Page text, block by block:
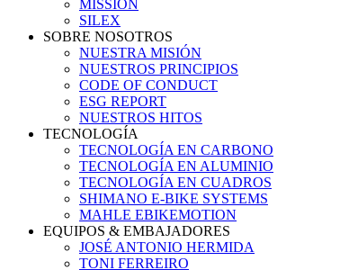
MISSION
SILEX
SOBRE NOSOTROS
NUESTRA MISIÓN
NUESTROS PRINCIPIOS
CODE OF CONDUCT
ESG REPORT
NUESTROS HITOS
TECNOLOGÍA
TECNOLOGÍA EN CARBONO
TECNOLOGÍA EN ALUMINIO
TECNOLOGÍA EN CUADROS
SHIMANO E-BIKE SYSTEMS
MAHLE EBIKEMOTION
EQUIPOS & EMBAJADORES
JOSÉ ANTONIO HERMIDA
TONI FERREIRO